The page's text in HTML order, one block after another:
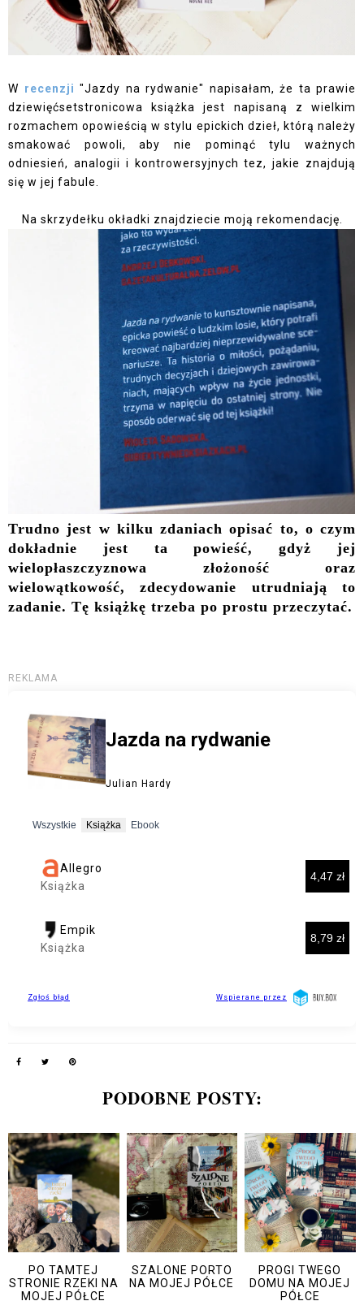
W recenzji "Jazdy na rydwanie" napisałam, że ta prawie
dziewięćsetstronicowa książka jest napisaną z wielkim
rozmachem opowieścią w stylu epickich dzieł, którą należy
smakować powoli, aby nie pominąć tylu ważnych
odniesień, analogii i kontrowersyjnych tez, jakie znajdują
się w jej fabule.
Na skrzydełku okładki znajdziecie moją rekomendację.
Trudno jest w kilku zdaniach opisać to, o czym
dokładnie jest ta powieść, gdyż jej
wielopłaszczyznowa złożoność oraz
wielowątkowość, zdecydowanie utrudniają to
zadanie. Tę książkę trzeba po prostu przeczytać.
PODOBNE POSTY:
PO TAMTEJ
STRONIE RZEKI NA
MOJEJ PÓŁCE
SZALONE PORTO
NA MOJEJ PÓŁCE
PROGI TWEGO
DOMU NA MOJEJ
PÓŁCE